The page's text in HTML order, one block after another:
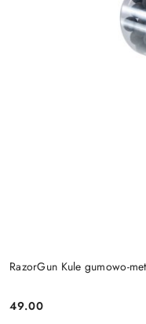
RazorGun Kule gumowo-
Cena:
49.00